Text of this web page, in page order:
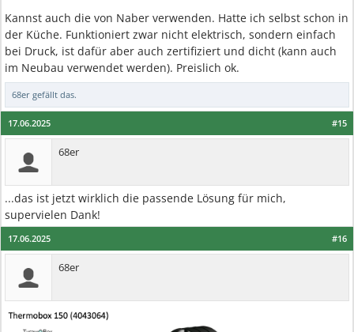
Kannst auch die von Naber verwenden. Hatte ich selbst schon in
der Küche. Funktioniert zwar nicht elektrisch, sondern einfach
bei Druck, ist dafür aber auch zertifiziert und dicht (kann auch
im Neubau verwendet werden). Preislich ok.
68er gefällt das.
#15
17.06.2025
68er
...das ist jetzt wirklich die passende Lösung für mich,
supervielen Dank!
#16
17.06.2025
68er